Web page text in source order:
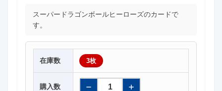
スーパードラゴンボールヒーローズのカードで
す。
在庫数 3枚
購入数